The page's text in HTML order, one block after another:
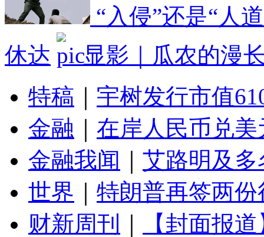
“入侵”还是“人
休达
显影｜瓜农的漫
特稿
宇树发行市值
金融
在岸人民币兑
金融我闻
艾路明及
世界
特朗普再签两
财新周刊
【封面报